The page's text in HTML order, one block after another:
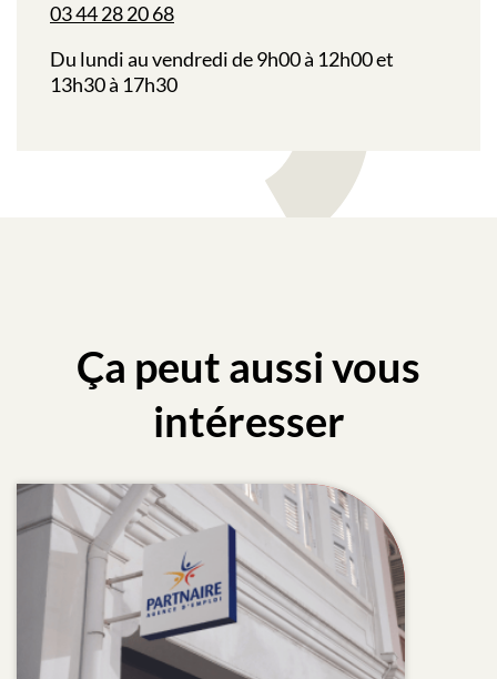
03 44 28 20 68
Du lundi au vendredi de 9h00 à 12h00 et
13h30 à 17h30
Ça peut aussi vous
intéresser